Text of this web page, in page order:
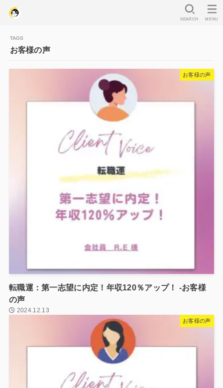
SEARCH MENU
お客様の声
お客様の声
転職運：第一志望に内定！年収120％アップ！ -お客様
の声
2024.12.13
お客様の声